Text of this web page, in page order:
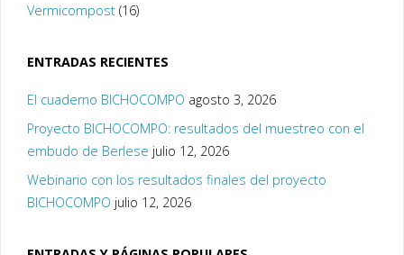
Vermicompost(16)
ENTRADAS RECIENTES
El cuaderno BICHOCOMPO agosto 3, 2026
Proyecto BICHOCOMPO: resultados del muestreo con el
embudo de Berlese julio 12, 2026
Webinario con los resultados finales del proyecto
BICHOCOMPO julio 12, 2026